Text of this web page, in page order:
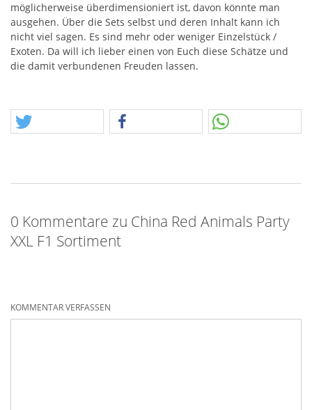
möglicherweise überdimensioniert ist, davon könnte man
ausgehen. Über die Sets selbst und deren Inhalt kann ich
nicht viel sagen. Es sind mehr oder weniger Einzelstück /
Exoten. Da will ich lieber einen von Euch diese Schätze und
die damit verbundenen Freuden lassen.
0 Kommentare zu China Red Animals Party
XXL F1 Sortiment
KOMMENTAR VERFASSEN